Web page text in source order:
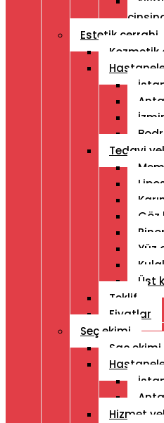
Estetik cerrahi
Kozmetik
Tedavi
Göz
Yüz
Üst
Teklif
Fiyatlar
Seç ekimi
Saç ekimi
Hizmet